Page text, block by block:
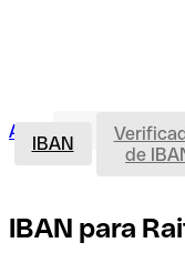
Acceso clientesAbrir
IBAN
de
IBAN para